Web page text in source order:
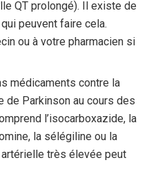
QT prolongé). Il existe de
peuvent faire cela.
ou à votre pharmacien si
médicaments contre la
de Parkinson au cours des
l’isocarboxazide, la
la sélégiline ou la
très élevée peut